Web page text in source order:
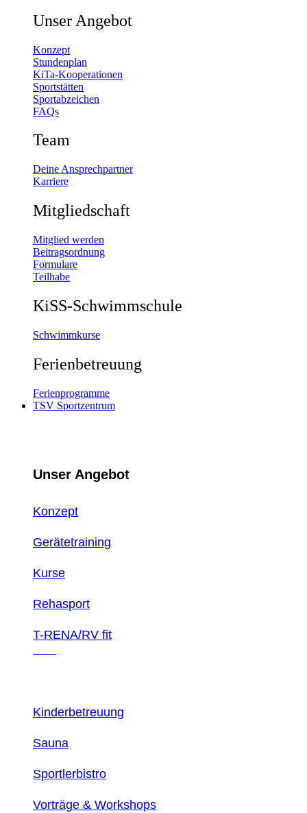
Unser Angebot
Konzept
Stundenplan
KiTa-Kooperationen
Sportstätten
Sportabzeichen
FAQs
Team
Deine Ansprechpartner
Karriere
Mitgliedschaft
Mitglied werden
Beitragsordnung
Formulare
Teilhabe
KiSS-Schwimmschule
Schwimmkurse
Ferienbetreuung
Ferienprogramme
TSV Sportzentrum
Unser Angebot
Konzept
Gerätetraining
Kurse
Rehasport
T-RENA/RV fit
Kinderbetreuung
Sauna
Sportlerbistro
Vorträge & Workshops